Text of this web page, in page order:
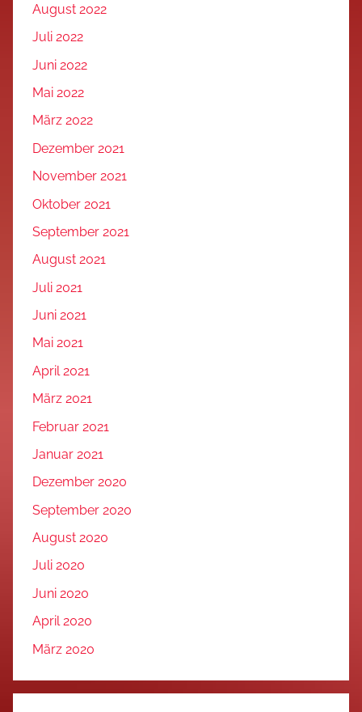
August 2022
Juli 2022
Juni 2022
Mai 2022
März 2022
Dezember 2021
November 2021
Oktober 2021
September 2021
August 2021
Juli 2021
Juni 2021
Mai 2021
April 2021
März 2021
Februar 2021
Januar 2021
Dezember 2020
September 2020
August 2020
Juli 2020
Juni 2020
April 2020
März 2020